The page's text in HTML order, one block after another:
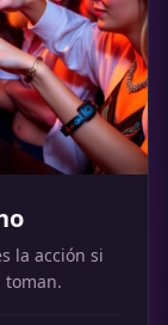
la acción si
toman.